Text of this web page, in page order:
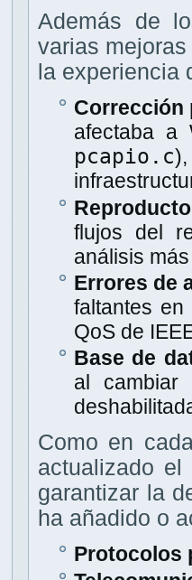
Además de
varias
la experiencia
Corrección
afectaba a
pcapio.c
flujos del
análisis
Errores de
faltantes
QoS de
Base de
al cambiar
Como en
actualizado
garantizar la
ha añadido o
Protocolos